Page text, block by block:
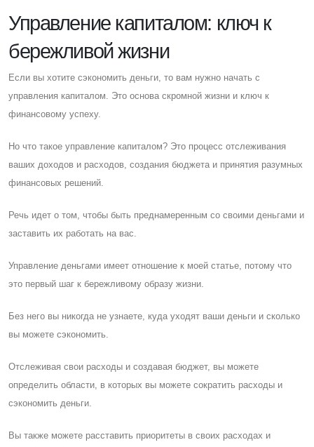
Управление капиталом: ключ к
бережливой жизни
Eсли вы хотите сэкономить деньги, то вам нужно начать с
управления капиталом. Это основа скромной жизни и ключ к
финансовому успеху.
Но что такое управление капиталом? Это процесс отслеживания
ваших доходов и расходов, создания бюджета и принятия разумных
финансовых решений.
Речь идет о том, чтобы быть преднамеренным со своими деньгами и
заставить их работать на вас.
Управление деньгами имеет отношение к моей статье, потому что
это первый шаг к бережливому образу жизни.
Без него вы никогда не узнаете, куда уходят ваши деньги и сколько
вы можете сэкономить.
Отслеживая свои расходы и создавая бюджет, вы можете
определить области, в которых вы можете сократить расходы и
сэкономить деньги.
Вы также можете расставить приоритеты в своих расходах и